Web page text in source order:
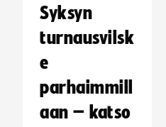
Syksyn
turnausvilsk
e
parhaimmill
aan – katso